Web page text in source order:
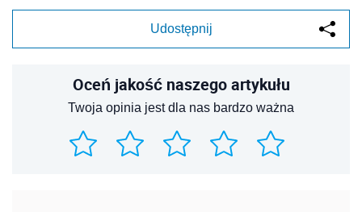
Udostępnij
Oceń jakość naszego artykułu
Twoja opinia jest dla nas bardzo ważna